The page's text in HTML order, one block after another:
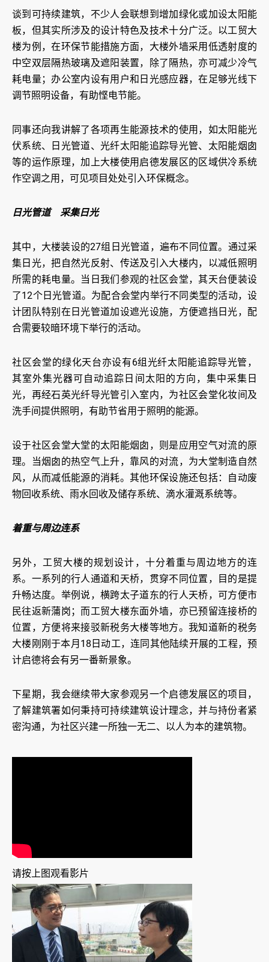
谈到可持续建筑，不少人会联想到增加绿化或加设太阳能
板，但其实所涉及的设计特色及技术十分广泛。以工贸大
楼为例，在环保节能措施方面，大楼外墙采用低透射度的
中空双层隔热玻璃及遮阳装置，除了隔热，亦可减少冷气
耗电量；办公室内设有用户和日光感应器，在足够光线下
调节照明设备，有助悭电节能。
同事还向我讲解了各项再生能源技术的使用，如太阳能光
伏系统、日光管道、光纤太阳能追踪导光管、太阳能烟囱
等的运作原理，加上大楼使用启德发展区的区域供冷系统
作空调之用，可见项目处处引入环保概念。
日光管道 采集日光
其中，大楼装设的27组日光管道，遍布不同位置。通过采
集日光，把自然光反射、传送及引入大楼内，以减低照明
所需的耗电量。当日我们参观的社区会堂，其天台便装设
了12个日光管道。为配合会堂内举行不同类型的活动，设
计团队特别在日光管道加设遮光设施，方便遮挡日光，配
合需要较暗环境下举行的活动。
社区会堂的绿化天台亦设有6组光纤太阳能追踪导光管，
其室外集光器可自动追踪日间太阳的方向，集中采集日
光，再经石英光纤导光管引入室内，为社区会堂化妆间及
洗手间提供照明，有助节省用于照明的能源。
设于社区会堂大堂的太阳能烟囱，则是应用空气对流的原
理。当烟囱的热空气上升，靠风的对流，为大堂制造自然
风，从而减低能源的消耗。其他环保设施还包括：自动废
物回收系统、雨水回收及储存系统、滴水灌溉系统等。
着重与周边连系
另外，工贸大楼的规划设计，十分着重与周边地方的连
系。一系列的行人通道和天桥，贯穿不同位置，目的是提
升畅达度。举例说，横跨太子道东的行人天桥，可方便市
民往返新蒲岗；而工贸大楼东面外墙，亦已预留连接桥的
位置，方便将来接驳新税务大楼等地方。我知道新的税务
大楼刚刚于本月18日动工，连同其他陆续开展的工程，预
计启德将会有另一番新景象。
下星期，我会继续带大家参观另一个启德发展区的项目，
了解建筑署如何秉持可持续建筑设计理念，并与持份者紧
密沟通，为社区兴建一所独一无二、以人为本的建筑物。
请按上图观看影片